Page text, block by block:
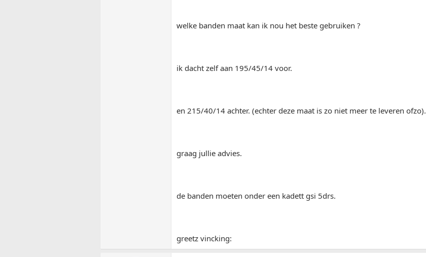
welke banden maat kan ik nou het beste gebruiken ?
ik dacht zelf aan 195/45/14 voor.
en 215/40/14 achter. (echter deze maat is zo niet meer te leveren ofzo).
graag jullie advies.
de banden moeten onder een kadett gsi 5drs.
greetz vincking: